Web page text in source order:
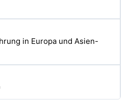
in Europa und Asien-